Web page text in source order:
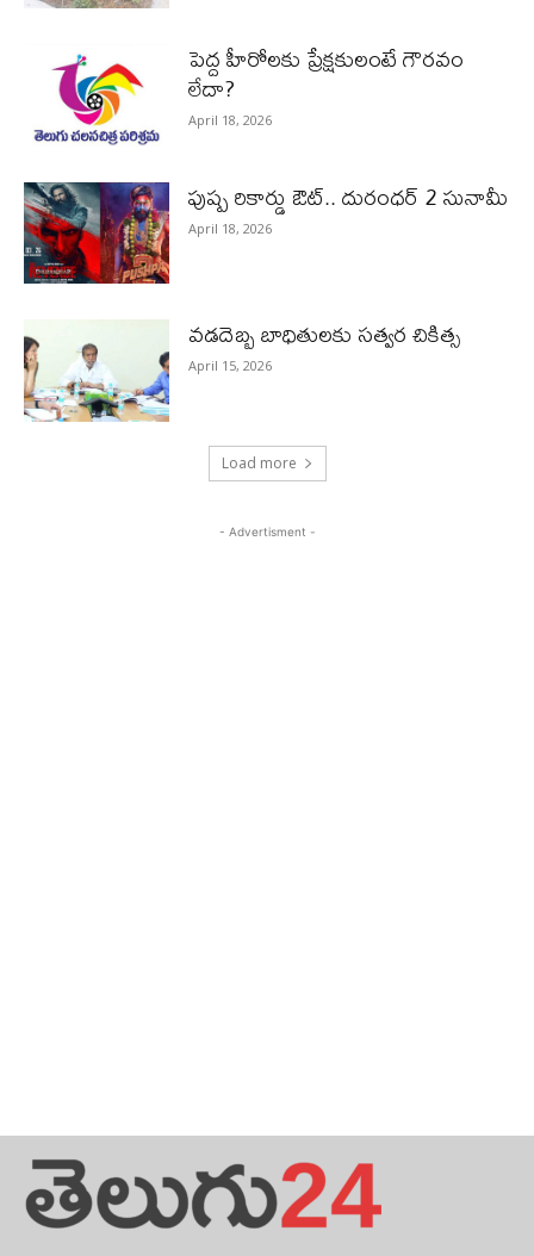
పెద్ద హీరోల‌కు ప్రేక్ష‌కులంటే గౌర‌వం
లేదా?
April 18, 2026
పుష్ప రికార్డు ఔట్‌.. దురంధ‌ర్ 2 సునామీ
April 18, 2026
వడదెబ్బ బాధితులకు సత్వర చికిత్స
April 15, 2026
Load more
- Advertisment -